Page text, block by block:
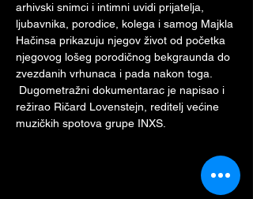
arhivski snimci i intimni uvidi prijatelja,
ljubavnika, porodice, kolega i samog Majkla
Hačinsa prikazuju njegov život od početka
njegovog lošeg porodičnog bekgraunda do
zvezdanih vrhunaca i pada nakon toga.
Dugometražni dokumentarac je napisao i
režirao Ričard Lovenstejn, reditelj većine
muzičkih spotova grupe INXS.